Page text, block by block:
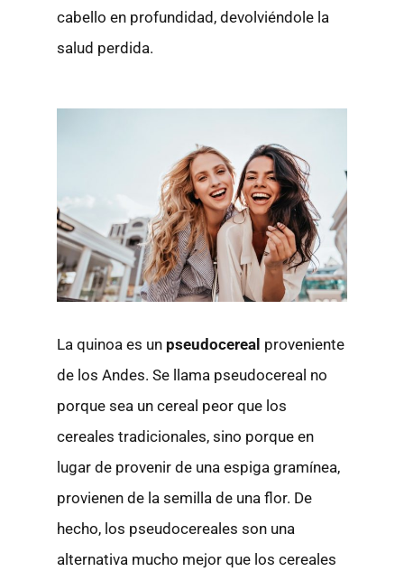
cabello en profundidad, devolviéndole la
salud perdida.
La quinoa es un pseudocereal proveniente
de los Andes. Se llama pseudocereal no
porque sea un cereal peor que los
cereales tradicionales, sino porque en
lugar de provenir de una espiga gramínea,
provienen de la semilla de una flor. De
hecho, los pseudocereales son una
alternativa mucho mejor que los cereales